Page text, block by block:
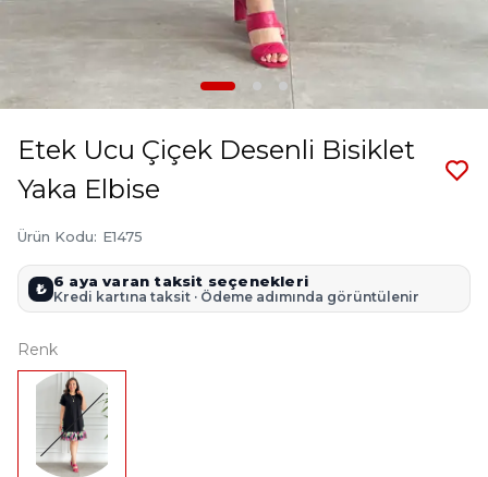
Etek Ucu Çiçek Desenli Bisiklet
Yaka Elbise
Ürün Kodu: E1475
₺ 6 aya varan taksit seçenekleri
Kredi kartına taksit · Ödeme adımında görüntülenir
Renk